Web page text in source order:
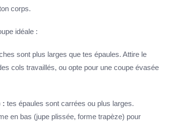
corps.
idéale :
sont plus larges que tes épaules. Attire le
cols travaillés, ou opte pour une coupe évasée
: tes épaules sont carrées ou plus larges.
en bas (jupe plissée, forme trapèze) pour